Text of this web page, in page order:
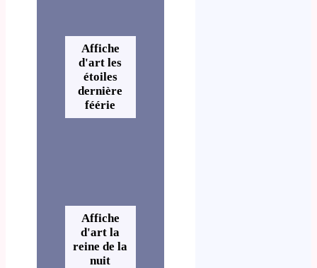
Affiche
d'art les
étoiles
dernière
féérie
Affiche
d'art la
reine de la
nuit